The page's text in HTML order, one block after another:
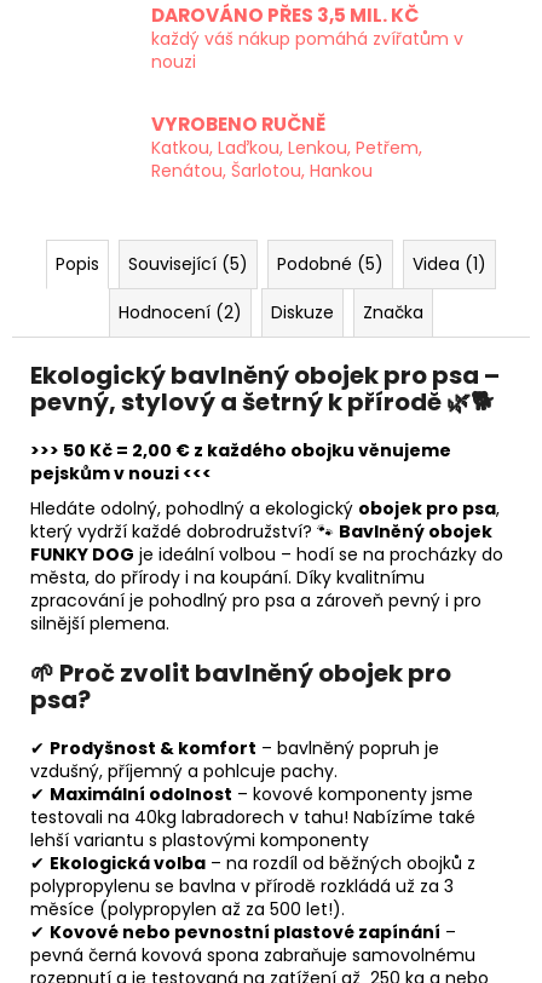
DAROVÁNO PŘES 3,5 MIL. KČ
každý váš nákup pomáhá zvířatům v
nouzi
VYROBENO RUČNĚ
Katkou, Laďkou, Lenkou, Petřem,
Renátou, Šarlotou, Hankou
Popis Související (5) Podobné (5)
Videa (1)
Hodnocení (2)
Diskuze Značka
Ekologický bavlněný obojek pro psa –
pevný, stylový a šetrný k přírodě🌿🐕
>>> 50 Kč = 2,00 € z každého obojku věnujeme
pejskům v nouzi <<<
Hledáte odolný, pohodlný a ekologický obojek pro psa,
který vydrží každé dobrodružství? 🐾 Bavlněný obojek
FUNKY DOG je ideální volbou – hodí se na procházky do
města, do přírody i na koupání. Díky kvalitnímu
zpracování je pohodlný pro psa a zároveň pevný i pro
silnější plemena.
🌱 Proč zvolit bavlněný obojek pro
psa?
✔ Prodyšnost & komfort – bavlněný popruh je
vzdušný, příjemný a pohlcuje pachy.
✔ Maximální odolnost – kovové komponenty jsme
testovali na 40kg labradorech v tahu! Nabízíme také
lehší variantu s plastovými komponenty
✔ Ekologická volba – na rozdíl od běžných obojků z
polypropylenu se bavlna v přírodě rozkládá už za 3
měsíce (polypropylen až za 500 let!).
✔ Kovové nebo pevnostní plastové zapínání –
pevná černá kovová spona zabraňuje samovolnému
rozepnutí a je testovaná na zatížení až 250 kg a nebo